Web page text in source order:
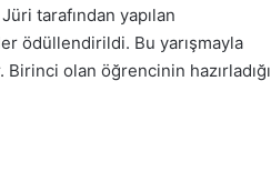
tarafından yapılan
ödüllendirildi. Bu yarışmayla
olan öğrencinin hazırladığı